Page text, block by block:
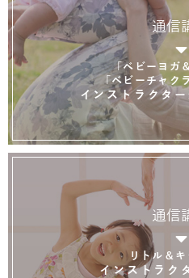
通信
「ベビーヨガ
「ベビーチャク
インストラクタ
通信
リトル＆
インストラク